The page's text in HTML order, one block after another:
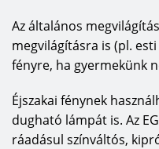
Az általános
megvilágításra is (pl.
fényre, ha gyermekünk
Éjszakai fénynek
dugható lámpát is. Az
ráadásul színváltós,